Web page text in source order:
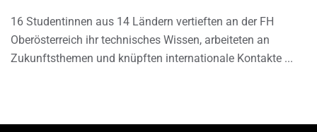
16 Studentinnen aus 14 Ländern vertieften an der FH
Oberösterreich ihr technisches Wissen, arbeiteten an
Zukunftsthemen und knüpften internationale Kontakte